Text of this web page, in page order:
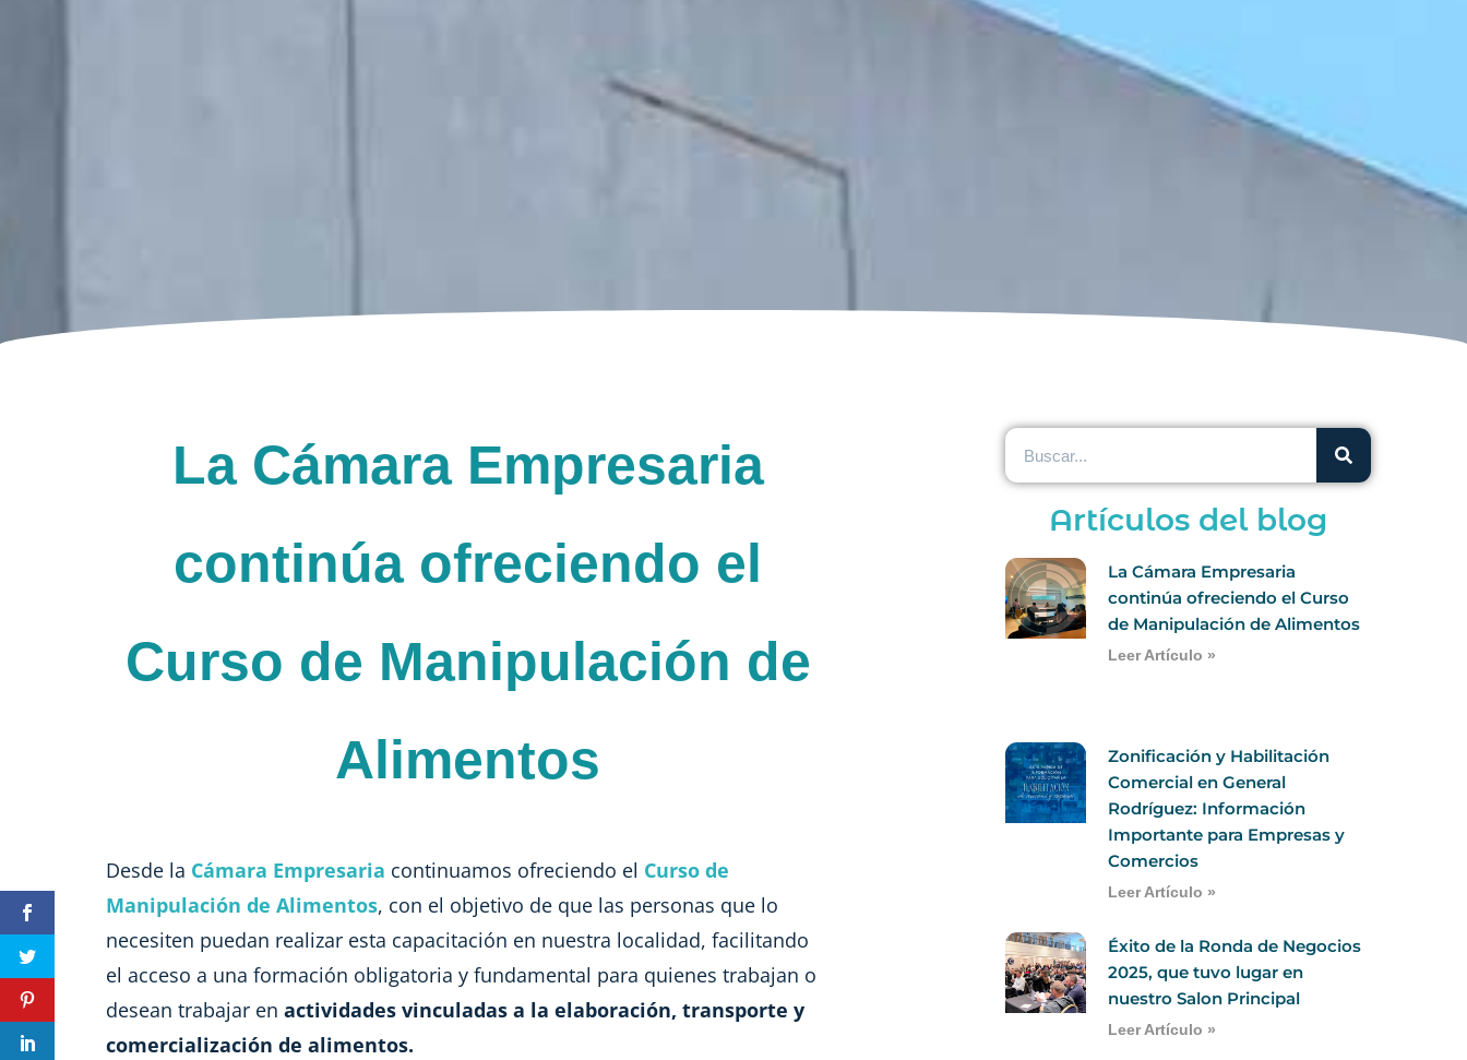
La Cámara Empresaria
continúa ofreciendo el
Curso de Manipulación de
Alimentos
Desde la Cámara Empresaria continuamos ofreciendo el Curso de
Manipulación de Alimentos, con el objetivo de que las personas que lo
necesiten puedan realizar esta capacitación en nuestra localidad, facilitando
el acceso a una formación obligatoria y fundamental para quienes trabajan o
desean trabajar en actividades vinculadas a la elaboración, transporte y
comercialización de alimentos.
Artículos del blog
La Cámara Empresaria
continúa ofreciendo el Curso
de Manipulación de Alimentos
Leer Artículo »
Zonificación y Habilitación
Comercial en General
Rodríguez: Información
Importante para Empresas y
Comercios
Leer Artículo »
Éxito de la Ronda de Negocios
2025, que tuvo lugar en
nuestro Salon Principal
Leer Artículo »